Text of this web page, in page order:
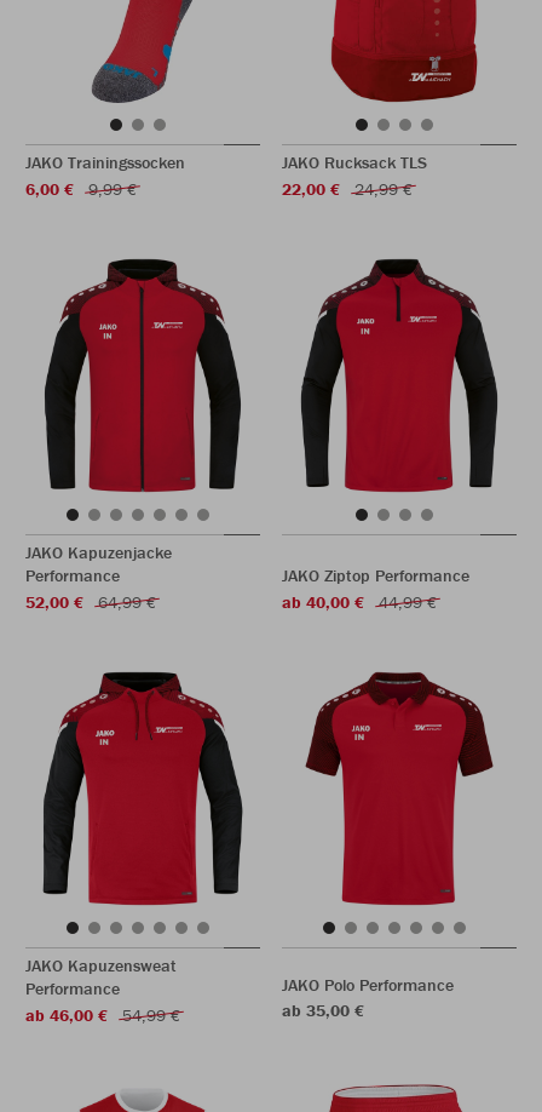
JAKO Trainingssocken
6,00 €
9,99 €
JAKO Rucksack TLS
22,00 €
24,99 €
JAKO Kapuzenjacke
Performance
52,00 €
64,99 €
JAKO Ziptop Performance
ab 40,00 €
44,99 €
JAKO Kapuzensweat
Performance
ab 46,00 €
54,99 €
JAKO Polo Performance
ab 35,00 €